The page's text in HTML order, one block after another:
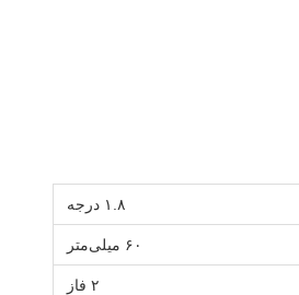
۱.۸ درجه
۶۰ میلی‌متر
۲ فاز